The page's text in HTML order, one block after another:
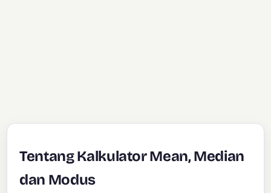
Tentang Kalkulator Mean, Median
dan Modus